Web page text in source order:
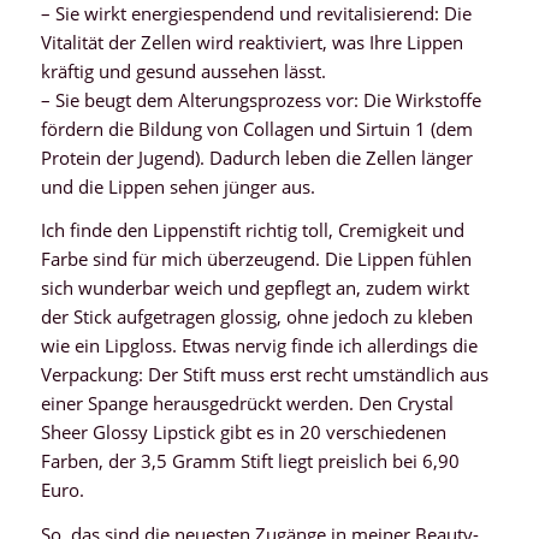
– Sie wirkt energiespendend und revitalisierend: Die
Vitalität der Zellen wird reaktiviert, was Ihre Lippen
kräftig und gesund aussehen lässt.
– Sie beugt dem Alterungsprozess vor: Die Wirkstoffe
fördern die Bildung von Collagen und Sirtuin 1 (dem
Protein der Jugend). Dadurch leben die Zellen länger
und die Lippen sehen jünger aus.
Ich finde den Lippenstift richtig toll, Cremigkeit und
Farbe sind für mich überzeugend. Die Lippen fühlen
sich wunderbar weich und gepflegt an, zudem wirkt
der Stick aufgetragen glossig, ohne jedoch zu kleben
wie ein Lipgloss. Etwas nervig finde ich allerdings die
Verpackung: Der Stift muss erst recht umständlich aus
einer Spange herausgedrückt werden. Den Crystal
Sheer Glossy Lipstick gibt es in 20 verschiedenen
Farben, der 3,5 Gramm Stift liegt preislich bei 6,90
Euro.